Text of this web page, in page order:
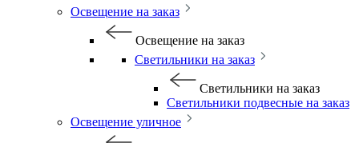
Освещение на заказ
Освещение на заказ
Светильники на заказ
Светильники на заказ
Светильники подвесные на заказ
Освещение уличное